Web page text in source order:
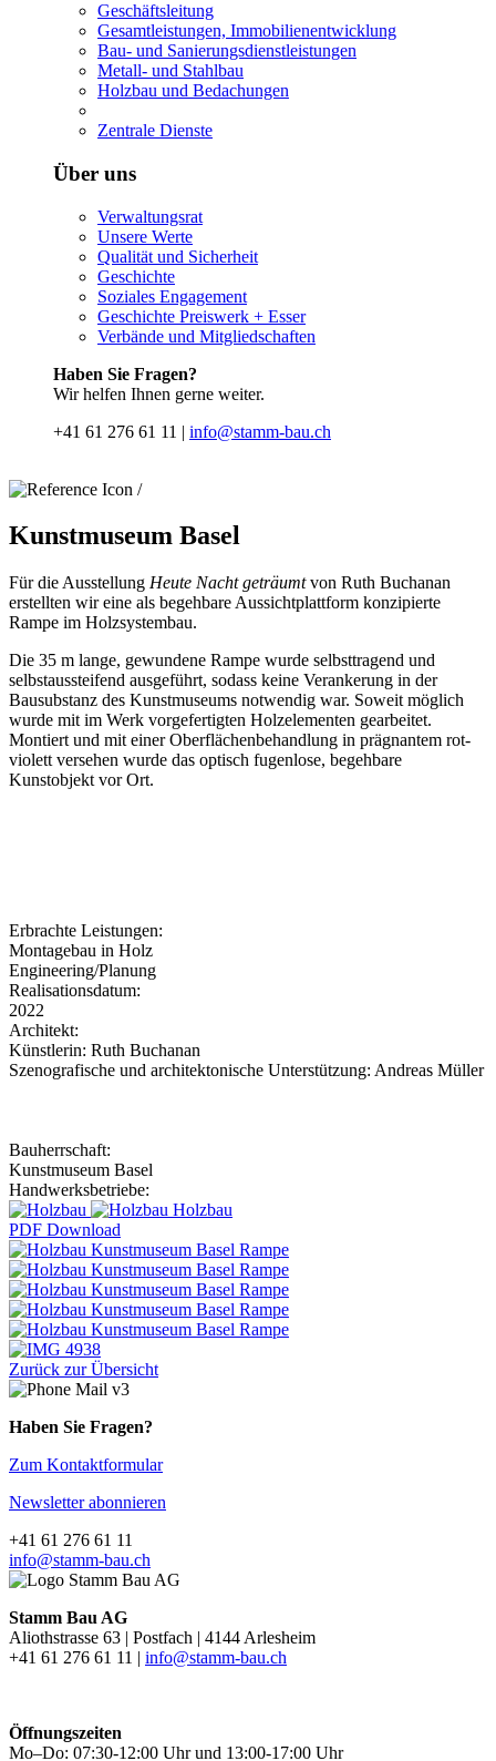
Geschäftsleitung
Gesamtleistungen, Immobilienentwicklung
Bau- und Sanierungsdienstleistungen
Metall- und Stahlbau
Holzbau und Bedachungen
Zentrale Dienste
Über uns
Verwaltungsrat
Unsere Werte
Qualität und Sicherheit
Geschichte
Soziales Engagement
Geschichte Preiswerk + Esser
Verbände und Mitgliedschaften
Haben Sie Fragen?
Wir helfen Ihnen gerne weiter.
+41 61 276 61 11 | info@stamm-bau.ch
/
Kunstmuseum Basel
Für die Ausstellung Heute Nacht geträumtvon Ruth Buchanan
erstellten wir eine als begehbare Aussichtplattform konzipierte
Rampe im Holzsystembau.
Die 35 m lange, gewundene Rampe wurde selbsttragend und
selbstaussteifend ausgeführt, sodass keine Verankerung in der
Bausubstanz des Kunstmuseums notwendig war. Soweit möglich
wurde mit im Werk vorgefertigten Holzelementen gearbeitet.
Montiert und mit einer Oberflächenbehandlung in prägnantem rot-
violett versehen wurde das optisch fugenlose, begehbare
Kunstobjekt vor Ort.
Erbrachte Leistungen:
Montagebau in Holz
Engineering/Planung
Realisationsdatum:
2022
Architekt:
Künstlerin: Ruth Buchanan
Szenografische und architektonische Unterstützung: Andreas Müller
Bauherrschaft:
Kunstmuseum Basel
Handwerksbetriebe:
Holzbau
PDF Download
Zurück zur Übersicht
Haben Sie Fragen?
Zum Kontaktformular
Newsletter abonnieren
+41 61 276 61 11
info@stamm-bau.ch
Stamm Bau AG
Aliothstrasse 63 | Postfach | 4144 Arlesheim
+41 61 276 61 11 | info@stamm-bau.ch
Öffnungszeiten
Mo–Do: 07:30-12:00 Uhr und 13:00-17:00 Uhr